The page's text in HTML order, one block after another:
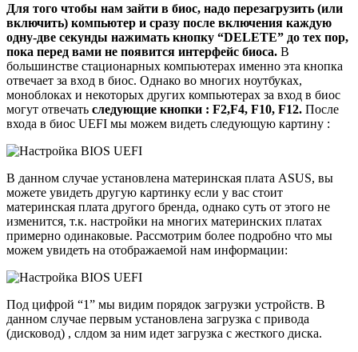
Для того чтобы нам зайти в биос, надо перезагрузить (или
включить) компьютер и сразу после включения каждую
одну-две секунды нажимать кнопку “DELETE” до тех пор,
пока перед вами не появится интерфейс биоса. В
большинстве стационарных компьютерах именно эта кнопка
отвечает за вход в биос. Однако во многих ноутбуках,
моноблоках и некоторых других компьютерах за вход в биос
могут отвечать следующие кнопки : F2,F4, F10, F12. После
входа в биос UEFI мы можем видеть следующую картину :
В данном случае установлена материнская плата ASUS, вы
можете увидеть другую картинку если у вас стоит
материнская плата другого бренда, однако суть от этого не
изменится, т.к. настройки на многих материнских платах
примерно одинаковые. Рассмотрим более подробно что мы
можем увидеть на отображаемой нам информации:
Под цифрой “1” мы видим порядок загрузки устройств. В
данном случае первым установлена загрузка с привода
(дисковод) , слдом за ним идет загрузка с жесткого диска.